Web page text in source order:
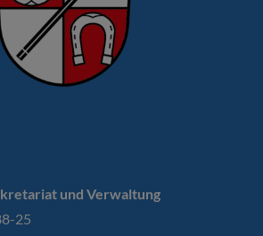
und Verwaltung
25